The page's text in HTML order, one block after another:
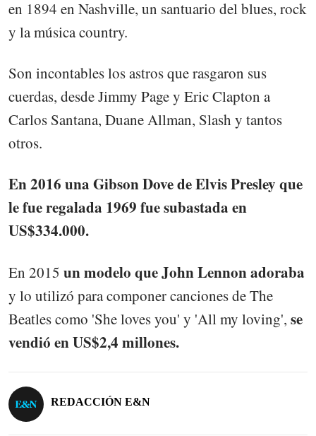
en 1894 en Nashville, un santuario del blues, rock
y la música country.
Son incontables los astros que rasgaron sus
cuerdas, desde Jimmy Page y Eric Clapton a
Carlos Santana, Duane Allman, Slash y tantos
otros.
En 2016 una Gibson Dove de Elvis Presley que
le fue regalada 1969 fue subastada en
US$334.000.
En 2015 un modelo que John Lennon adoraba
y lo utilizó para componer canciones de The
Beatles como 'She loves you' y 'All my loving', se
vendió en US$2,4 millones.
REDACCIÓN E&N